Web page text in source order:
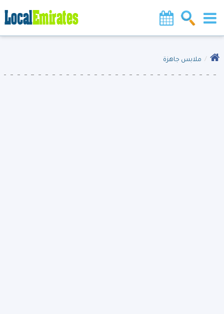
ملابس جاهزة